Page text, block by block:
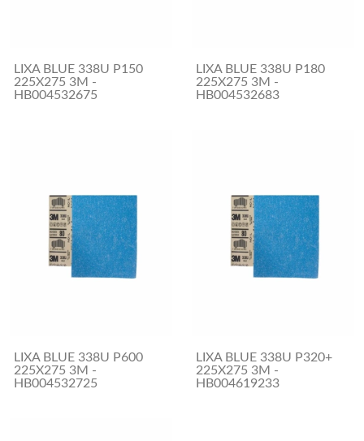
LIXA BLUE 338U P150
225X275 3M -
HB004532675
LIXA BLUE 338U P180
225X275 3M -
HB004532683
LIXA BLUE 338U P600
225X275 3M -
HB004532725
LIXA BLUE 338U P320+
225X275 3M -
HB004619233